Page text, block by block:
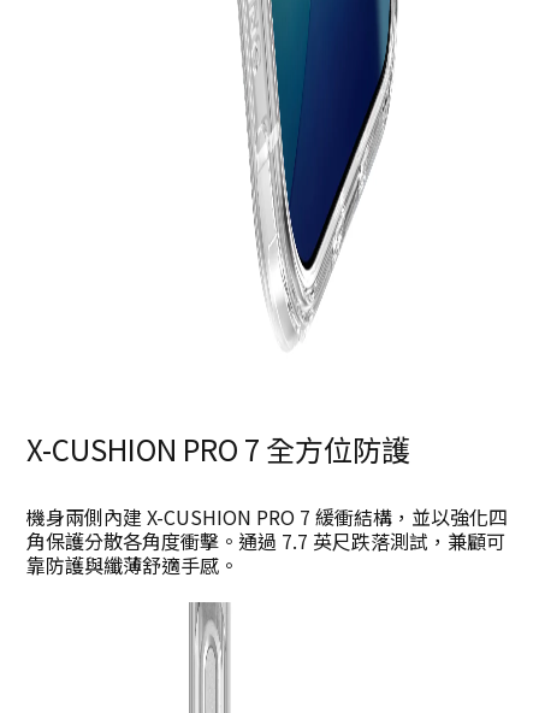
X-CUSHION PRO 7 全方位防護
機身兩側內建 X-CUSHION PRO 7 緩衝結構，並以強化四
角保護分散各角度衝擊。通過 7.7 英尺跌落測試，兼顧可
靠防護與纖薄舒適手感。